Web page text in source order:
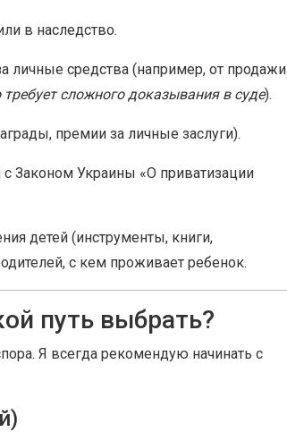
в наследство.
личные средства (например, от продажи
требует сложного доказывания в суде).
премии за личные заслуги).
Законом Украины «О приватизации
детей (инструменты, книги,
с кем проживает ребенок.
путь выбрать?
Я всегда рекомендую начинать с